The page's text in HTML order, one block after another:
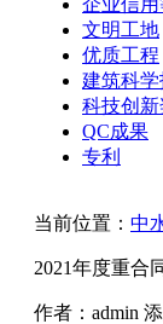
企业信用
文明工地
优质工程
建筑科
科技创新
QC成果
专利
当前位置： 中
2021年度重合
作者：admin